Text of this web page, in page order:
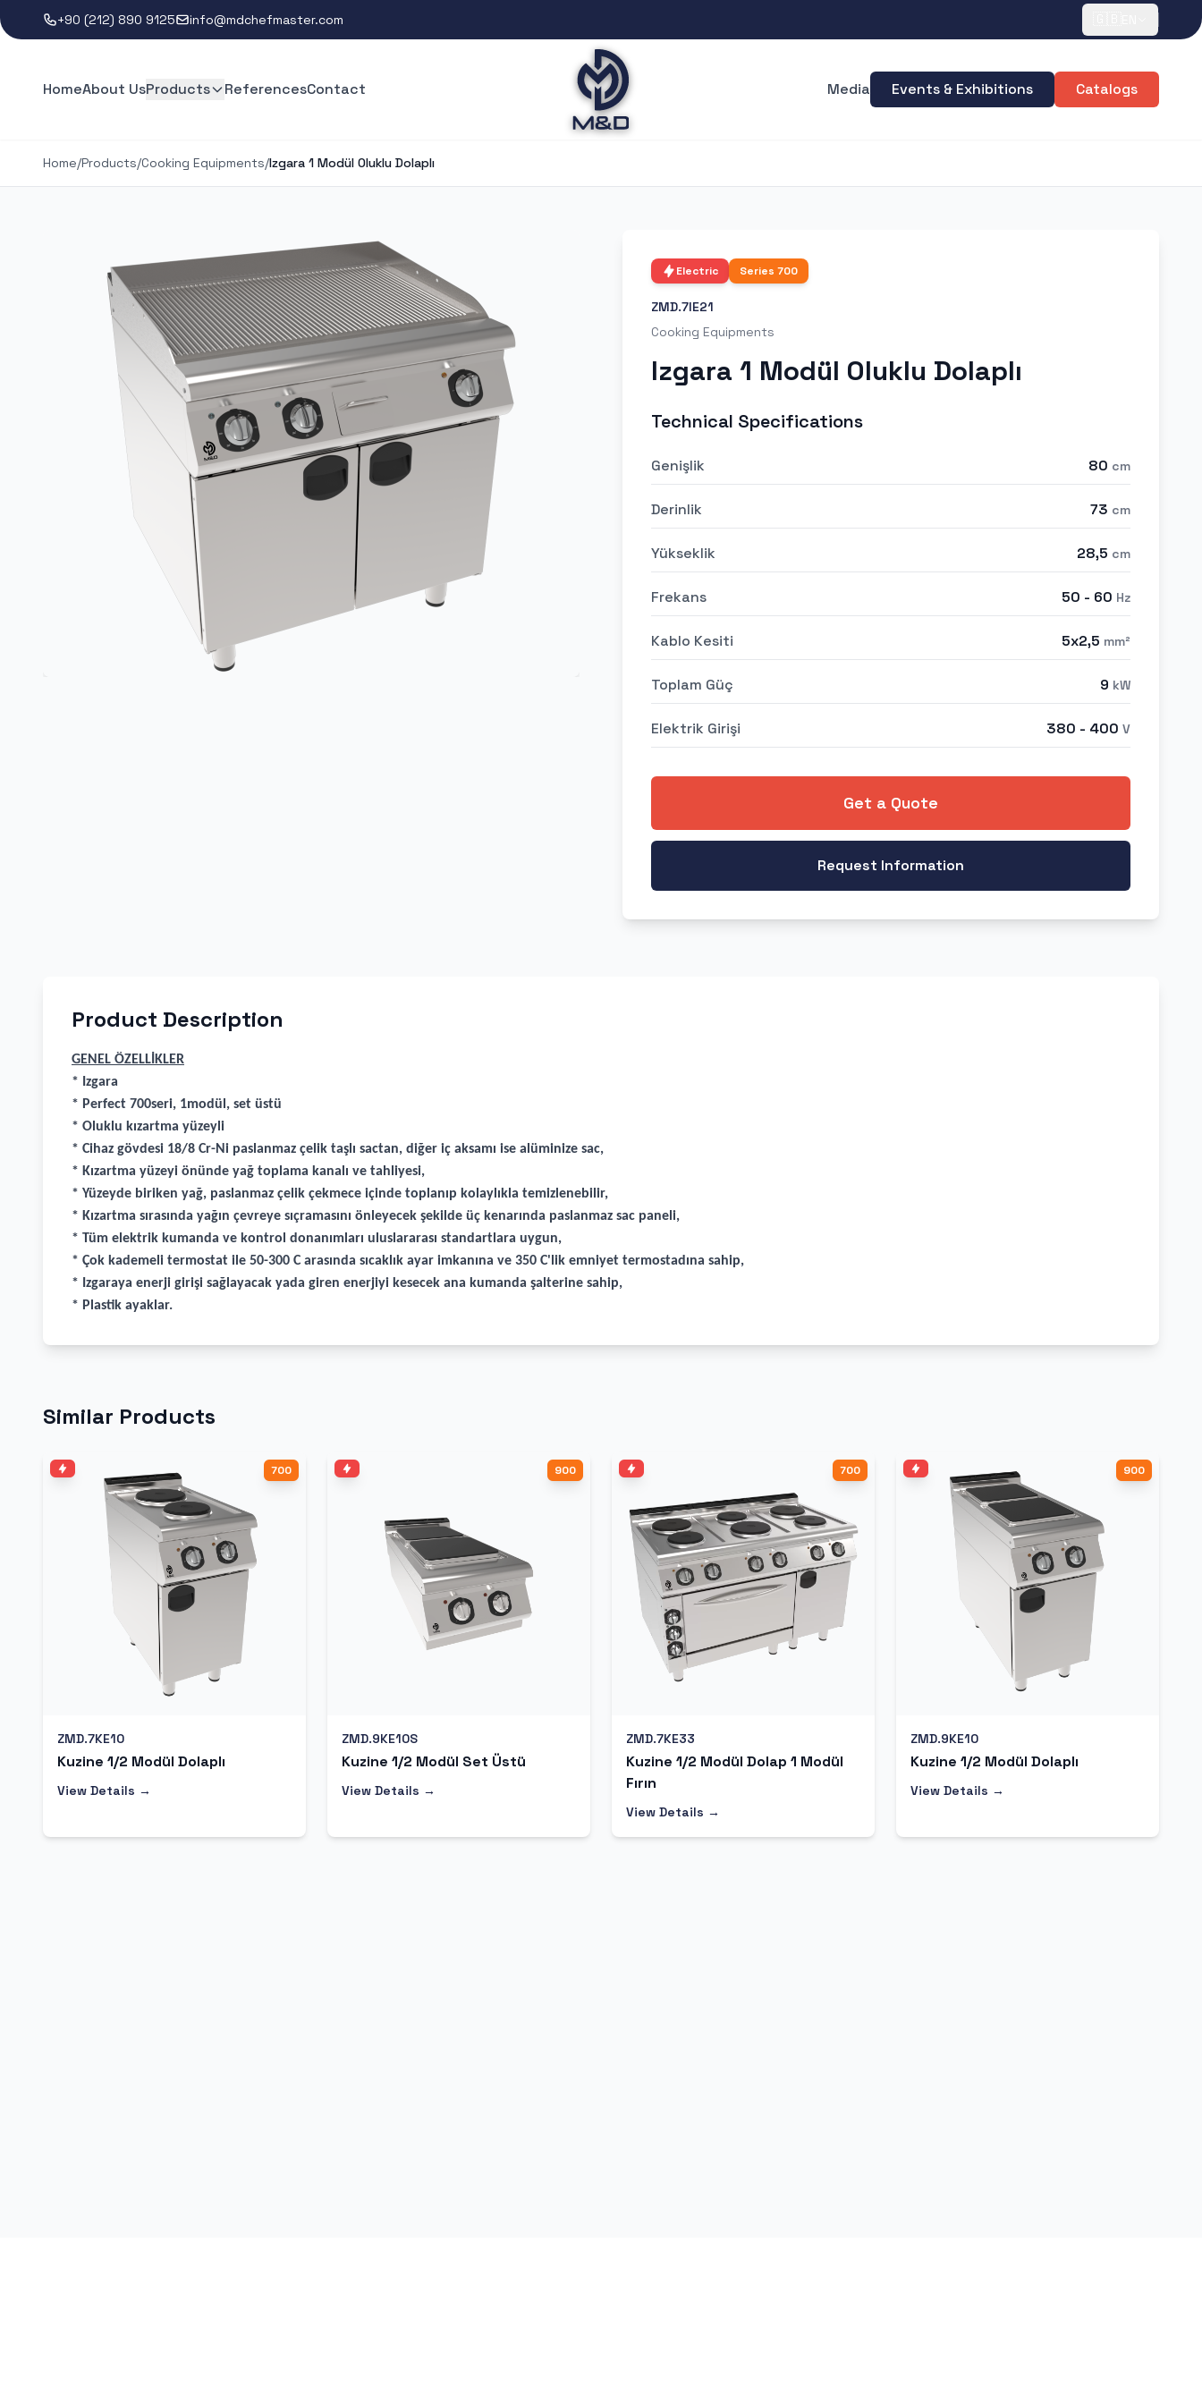
+90 (212) 890 9125 info@mdchefmaster.com
HomeAbout UsProducts ReferencesContact Media Events & Exhibitions Catalogs
Home/Products/Cooking Equipments/Izgara 1 Modül Oluklu Dolaplı
Electric Series 700
ZMD.7IE21
Cooking Equipments
Izgara 1 Modül Oluklu Dolaplı
Technical Specifications
Genişlik 80 cm
Derinlik 73 cm
Yükseklik 28,5 cm
Frekans 50 - 60 Hz
Kablo Kesiti 5x2,5 mm²
Toplam Güç 9 kW
Elektrik Girişi 380 - 400 V
Get a Quote
Request Information
Product Description
GENEL ÖZELLİKLER
* Izgara
* Perfect 700seri, 1modül, set üstü
* Oluklu kızartma yüzeyli
* Cihaz gövdesi 18/8 Cr-Ni paslanmaz çelik taşlı sactan, diğer iç aksamı ise alüminize sac,
* Kızartma yüzeyi önünde yağ toplama kanalı ve tahliyesi,
* Yüzeyde biriken yağ, paslanmaz çelik çekmece içinde toplanıp kolaylıkla temizlenebilir,
* Kızartma sırasında yağın çevreye sıçramasını önleyecek şekilde üç kenarında paslanmaz sac paneli,
* Tüm elektrik kumanda ve kontrol donanımları uluslararası standartlara uygun,
* Çok kademeli termostat ile 50-300 C arasında sıcaklık ayar imkanına ve 350 C'lik emniyet termostadına sahip,
* Izgaraya enerji girişi sağlayacak yada giren enerjiyi kesecek ana kumanda şalterine sahip,
* Plastik ayaklar.
Similar Products
700
ZMD.7KE10
Kuzine 1/2 Modül Dolaplı
View Details →
900
ZMD.9KE10S
Kuzine 1/2 Modül Set Üstü
View Details →
700
ZMD.7KE33
Kuzine 1/2 Modül Dolap 1 Modül
Fırın
View Details →
900
ZMD.9KE10
Kuzine 1/2 Modül Dolaplı
View Details →